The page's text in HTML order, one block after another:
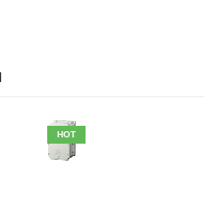
HOT